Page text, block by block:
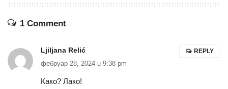
1 Comment
Ljiljana Relić
фебруар 28, 2024 u 9:38 pm
Како? Лако!
REPLY